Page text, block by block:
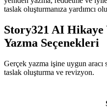
taslak oluşturmanıza yardımcı
Story321 AI Hikaye
Yazma Seçenekleri
Gerçek yazma işine uygun aracı
taslak oluşturma ve revizyon.